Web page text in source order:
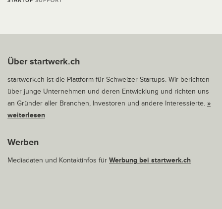
Über startwerk.ch
startwerk.ch ist die Plattform für Schweizer Startups. Wir berichten
über junge Unternehmen und deren Entwicklung und richten uns
an Gründer aller Branchen, Investoren und andere Interessierte. »
weiterlesen
Werben
Mediadaten und Kontaktinfos für Werbung bei startwerk.ch